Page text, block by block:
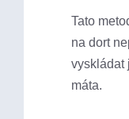
Tato
na dort
vyskládat
máta.